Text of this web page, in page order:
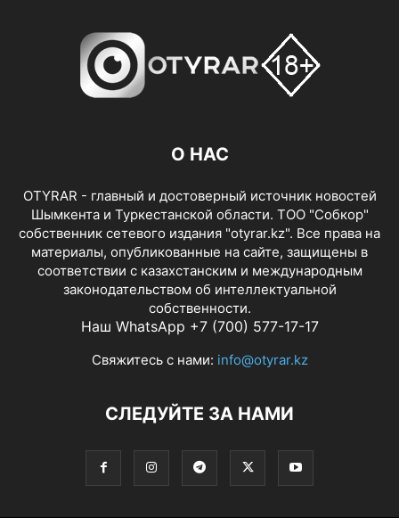
О НАС
OTYRAR - главный и достоверный источник новостей
Шымкента и Туркестанской области. ТОО "Собкор"
собственник сетевого издания "otyrar.kz". Все права на
материалы, опубликованные на сайте, защищены в
соответствии с казахстанским и международным
законодательством об интеллектуальной
собственности.
Наш WhatsApp +7 (700) 577-17-17
Свяжитесь с нами: info@otyrar.kz
СЛЕДУЙТЕ ЗА НАМИ